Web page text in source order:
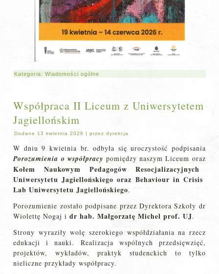
Kategoria:Wiadomości ogólne
Współpraca II Liceum z Uniwersytetem
Jagiellońskim
Dodane 13 kwietnia 2026 |przez dyrekcja
W dniu 9 kwietnia br. odbyła się uroczystość podpisania
Porozumienia o współpracy pomiędzy naszym Liceum oraz
Kołem Naukowym Pedagogów Resocjalizacyjnych
Uniwersytetu Jagiellońskiego oraz Behaviour in Crisis
Lab Uniwersytetu Jagiellońskiego.
Porozumienie zostało podpisane przez Dyrektora Szkoły dr
Wiolettę Nogaj idr hab. Małgorzatę Michel prof. UJ.
Strony wyraziły wolę szerokiego współdziałania na rzecz
edukacji i nauki. Realizacja wspólnych przedsięwzięć,
projektów, wykładów, praktyk studenckich to tylko
nieliczne przykłady współpracy.